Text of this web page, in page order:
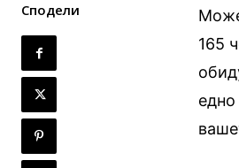
Сподели
165